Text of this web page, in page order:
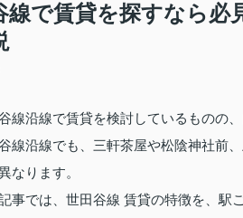
線で賃貸を探すなら必
線沿線で賃貸を検討しているものの
線沿線でも、三軒茶屋や松陰神社前
なります。
事では、世田谷線 賃貸の特徴を、駅